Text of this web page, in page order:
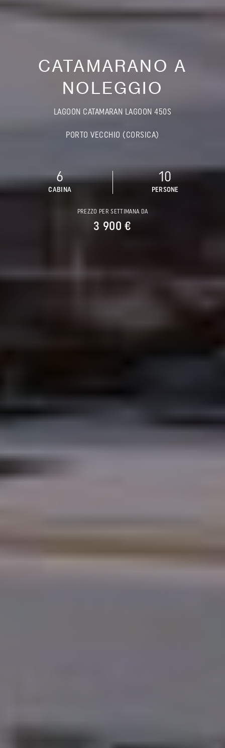
CATAMARANO A
NOLEGGIO
LAGOON CATAMARAN LAGOON 450S
PORTO VECCHIO (CORSICA)
6
CABINA
10
PERSONE
PREZZO PER SETTIMANA DA
3 900 €